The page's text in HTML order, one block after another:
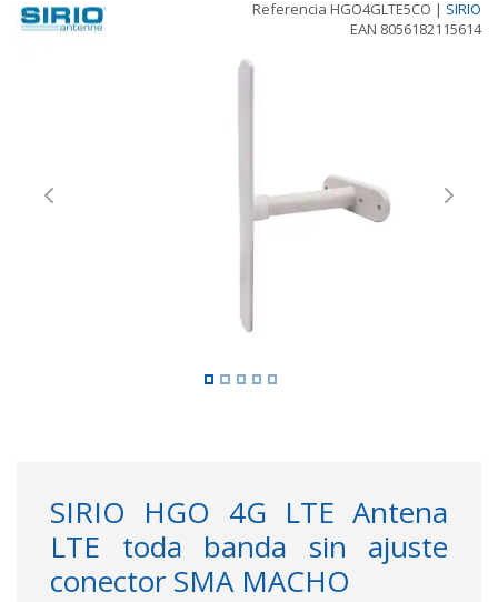
Referencia HGO4GLTE5CO | SIRIO
EAN 8056182115614
Previous Next
SIRIO HGO 4G LTE Antena
LTE toda banda sin ajuste
conector SMA MACHO